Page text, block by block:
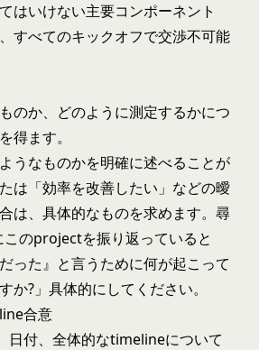
はいけない主要コンポーネント
すべてのキックオフで交渉不可能
のか、どのように測定するかにつ
得ます。
うなものかを明確に述べることが
は「効率を改善したい」などの曖
は、具体的なものを求めます。尋
このprojectを振り返っていると
った』と言うために何が起こって
か?」具体的にしてください。
合意
日付、全体的なtimelineについて